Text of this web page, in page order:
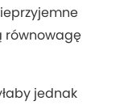
równowagę
jednak